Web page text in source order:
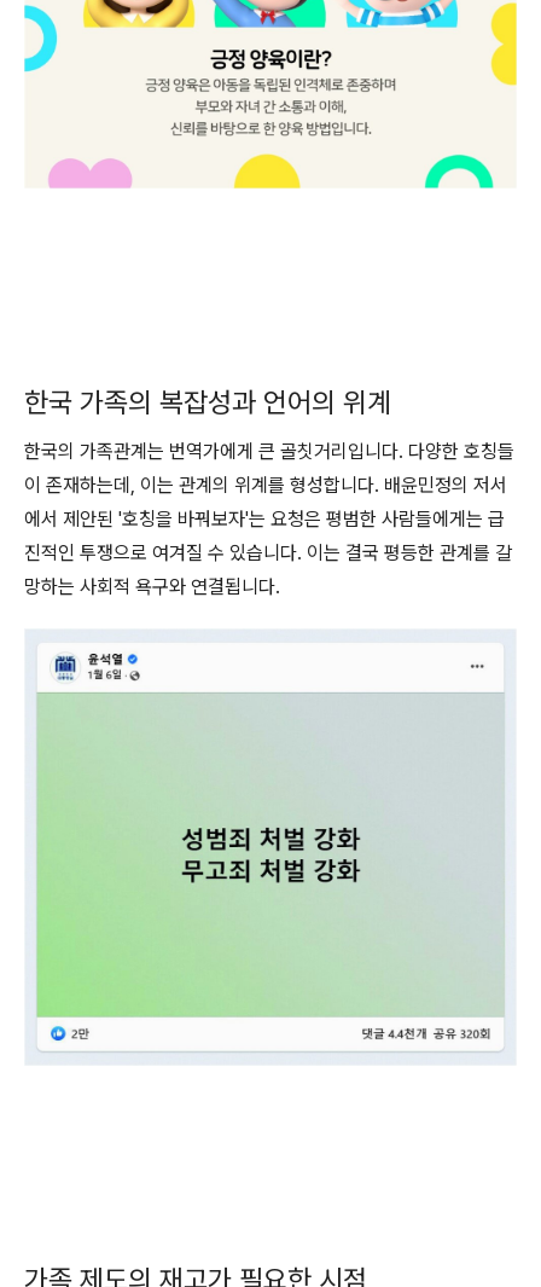
한국 가족의 복잡성과 언어의 위계
한국의 가족관계는 번역가에게 큰 골칫거리입니다. 다양한 호칭들
이 존재하는데, 이는 관계의 위계를 형성합니다. 배윤민정의 저서
에서 제안된 '호칭을 바꿔보자'는 요청은 평범한 사람들에게는 급
진적인 투쟁으로 여겨질 수 있습니다. 이는 결국 평등한 관계를 갈
망하는 사회적 욕구와 연결됩니다.
가족 제도의 재고가 필요한 시점